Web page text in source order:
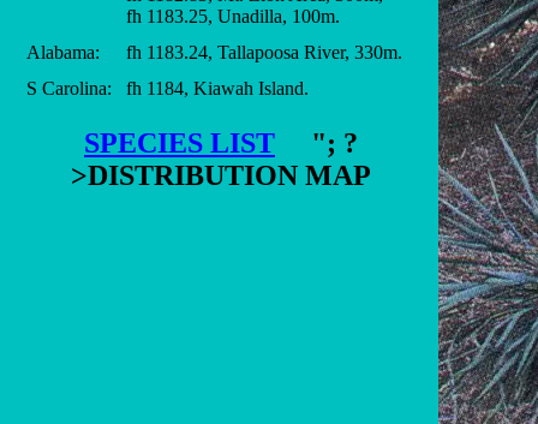
fh 1183.25, Unadilla, 100m.
Alabama:
fh 1183.24, Tallapoosa River, 330m.
S Carolina:
fh 1184, Kiawah Island.
SPECIES LIST
"; ?
>DISTRIBUTION MAP